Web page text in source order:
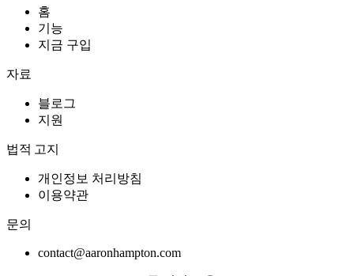
홈
기능
지금 구입
자료
블로그
지원
법적 고지
개인정보 처리방침
이용약관
문의
contact@aaronhampton.com